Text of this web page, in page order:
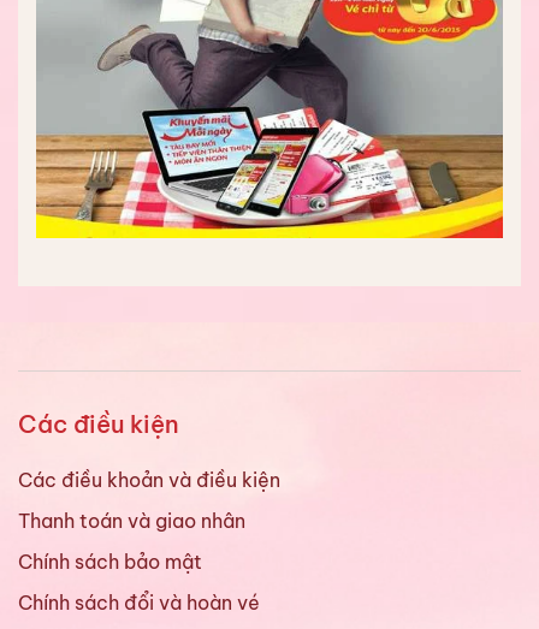
Các điều kiện
Các điều khoản và điều kiện
Thanh toán và giao nhân
Chính sách bảo mật
Chính sách đổi và hoàn vé